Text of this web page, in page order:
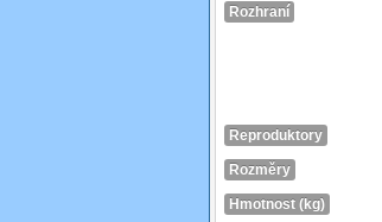
Rozhraní
Reproduktory
Rozměry
Hmotnost (kg)